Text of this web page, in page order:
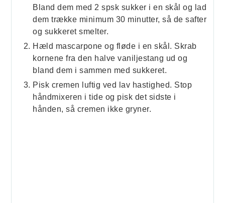
Bland dem med 2 spsk sukker i en skål og lad
dem trække minimum 30 minutter, så de safter
og sukkeret smelter.
Hæld mascarpone og fløde i en skål. Skrab
kornene fra den halve vaniljestang ud og
bland dem i sammen med sukkeret.
Pisk cremen luftig ved lav hastighed. Stop
håndmixeren i tide og pisk det sidste i
hånden, så cremen ikke gryner.